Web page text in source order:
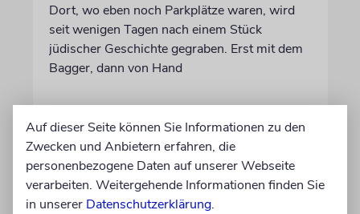
Dort, wo eben noch Parkplätze waren, wird
seit wenigen Tagen nach einem Stück
jüdischer Geschichte gegraben. Erst mit dem
Bagger, dann von Hand
05.08.2026
Auf dieser Seite können Sie Informationen zu den
Zwecken und Anbietern erfahren, die
personenbezogene Daten auf unserer Webseite
verarbeiten. Weitergehende Informationen finden Sie
in unserer Datenschutzerklärung.